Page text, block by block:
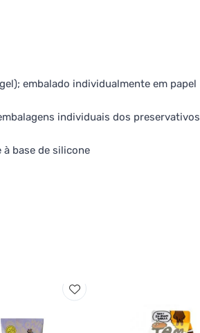
embalado individualmente em papel
individuais dos preservativos
base de silicone